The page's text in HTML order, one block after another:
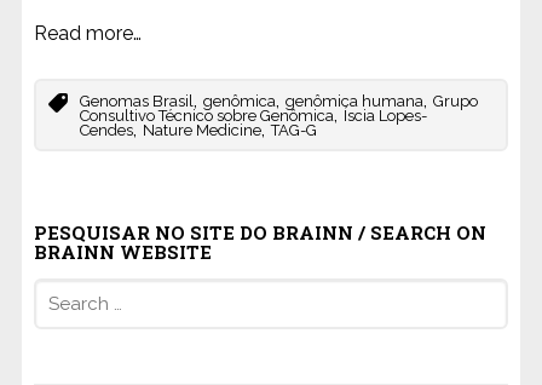
Read more…
Genomas Brasil genômica genômica humana Grupo
Consultivo Técnico sobre Genômica, Íscia Lopes-
Cendes, Nature Medicine, TAG-G
PESQUISAR NO SITE DO BRAINN / SEARCH ON
BRAINN WEBSITE
for: